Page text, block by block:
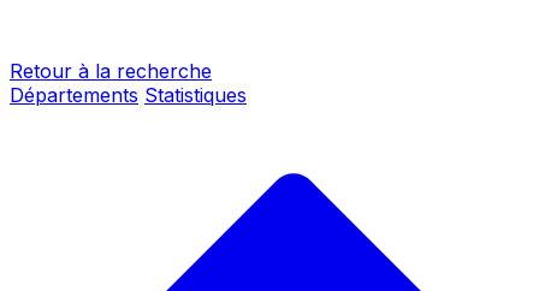
Retour à la recherche
Départements Statistiques